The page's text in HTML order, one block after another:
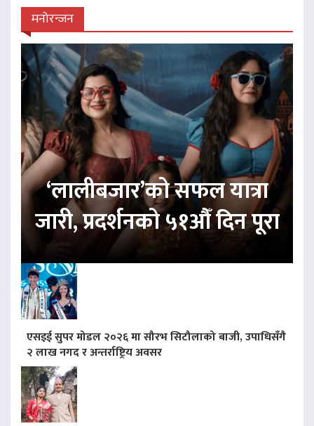
मनोरन्जन
‘लालीबजार’को सफल यात्रा
जारी, प्रदर्शनको ५१औँ दिन पूरा
एसइई सुपर मोडल २०२६ मा सौरभ सिटौलाको बाजी, उपाधिसँगै
२ लाख नगद र अन्तर्राष्ट्रिय अवसर